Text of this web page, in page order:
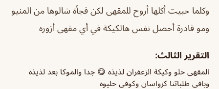
وكلما حبيت أكلها أروح للمقهى لكن فجأة شالوها من المنيو
ومو قادرة أحصل نفس هالكيكة في أي مقهى أزوره
التقرير الثالث:
المقهى حلو وكيكة الزعفران لذيذه 😋 جدا والموكا بعد لذيذه
وباقي طلباتنا كرواسان وكوفي حليوه